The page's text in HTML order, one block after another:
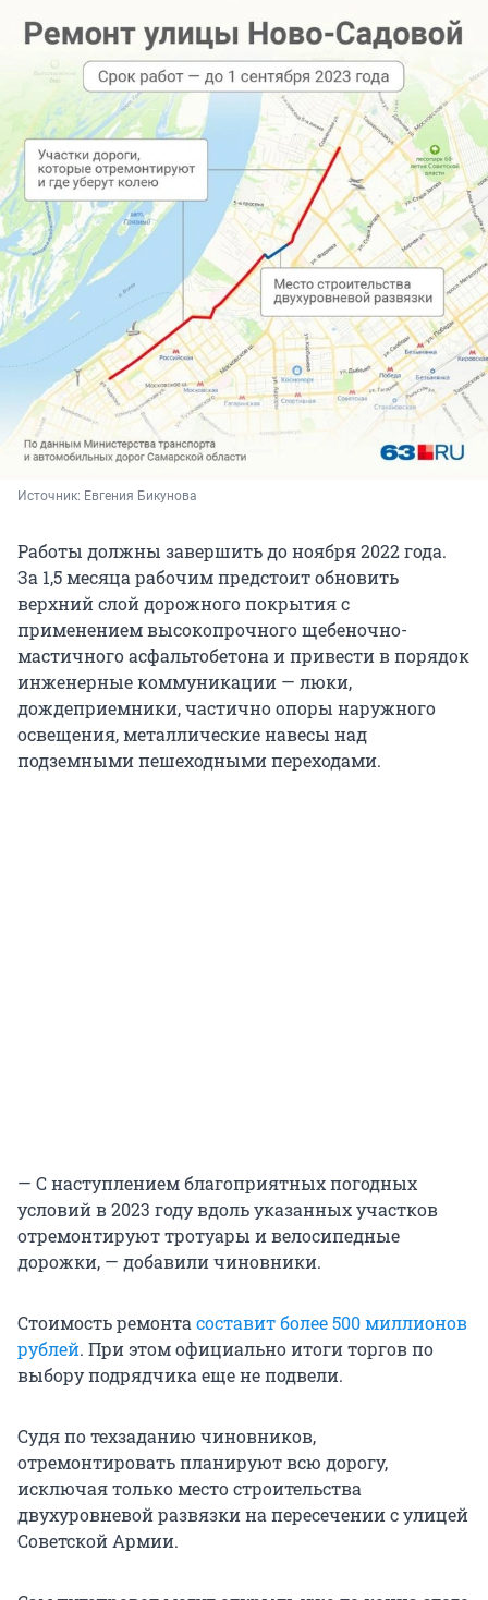
Источник: Евгения Бикунова
Работы должны завершить до ноября 2022 года.
За 1,5 месяца рабочим предстоит обновить
верхний слой дорожного покрытия с
применением высокопрочного щебеночно-
мастичного асфальтобетона и привести в порядок
инженерные коммуникации — люки,
дождеприемники, частично опоры наружного
освещения, металлические навесы над
подземными пешеходными переходами.
— С наступлением благоприятных погодных
условий в 2023 году вдоль указанных участков
отремонтируют тротуары и велосипедные
дорожки, — добавили чиновники.
Стоимость ремонтасоставит более 500 миллионов
рублей. При этом официально итоги торгов по
выбору подрядчика еще не подвели.
Судя по техзаданию чиновников,
отремонтировать планируют всю дорогу,
исключая только место строительства
двухуровневой развязки на пересечении с улицей
Советской Армии.